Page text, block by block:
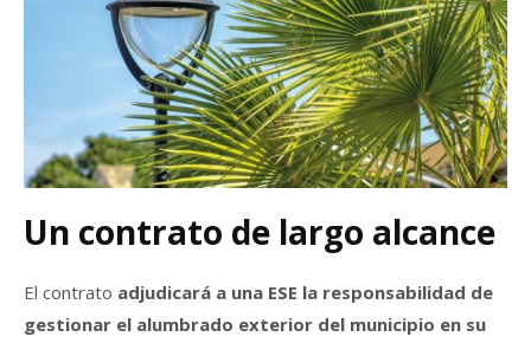
Un contrato de largo alcance
El contrato adjudicará a una ESE la responsabilidad de
gestionar el alumbrado exterior del municipio en su